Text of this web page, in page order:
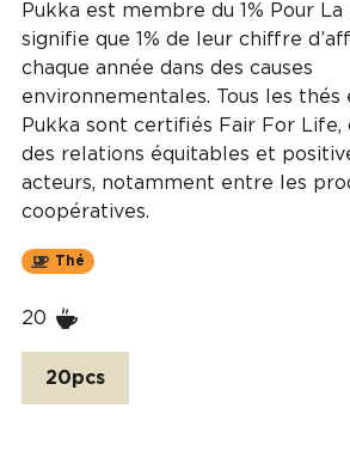
Pukka est membre du 1% Pour La
signifie que 1% de leur chiffre
chaque année dans des causes
environnementales. Tous les thés
Pukka sont certifiés Fair For Life,
des relations équitables et
acteurs, notamment entre les
coopératives.
Thé
20
20pcs